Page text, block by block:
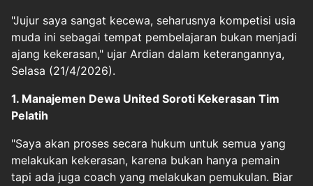
"Jujur saya sangat kecewa, seharusnya kompetisi usia
muda ini sebagai tempat pembelajaran bukan menjadi
ajang kekerasan," ujar Ardian dalam keterangannya,
Selasa (21/4/2026).
1. Manajemen Dewa United Soroti Kekerasan Tim
Pelatih
"Saya akan proses secara hukum untuk semua yang
melakukan kekerasan, karena bukan hanya pemain
tapi ada juga coach yang melakukan pemukulan. Biar